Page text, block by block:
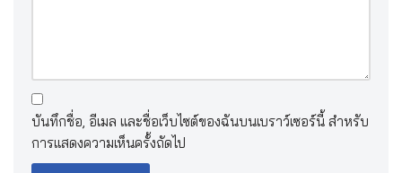
บันทึกชื่อ, อีเมล และชื่อเว็บไซต์ของฉันบนเบราว์เซอร์นี้ สำหรับ
การแสดงความเห็นครั้งถัดไป